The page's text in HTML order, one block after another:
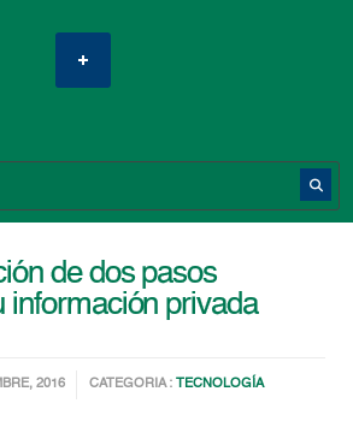
de dos pasos
información privada
2016 CATEGORIA : TECNOLOGÍA